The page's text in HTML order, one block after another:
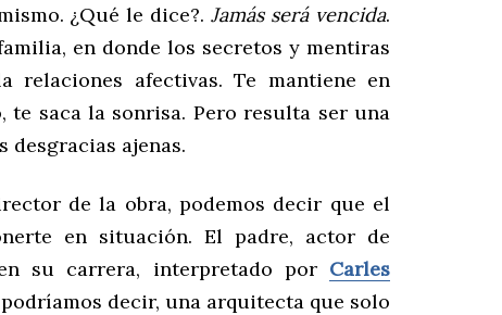
¿Qué le dice?.Jamás será vencida.
en donde los secretos y mentiras
relaciones afectivas. Te mantiene en
te saca la sonrisa. Pero resulta ser una
desgracias ajenas.
de la obra, podemos decir que el
en situación. El padre, actor de
su carrera, interpretado por Carles
decir, una arquitecta que solo